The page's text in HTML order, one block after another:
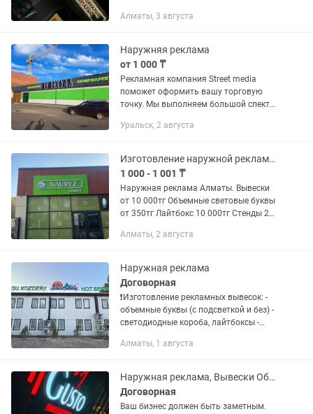
офисные помещения, магазины
Алматы, 3 августа
Наружняя реклама
от 1 000 ₸
Рекламная компания Street media
поможет оформить вашу торговую
точку. Мы выполняем большой спектр
-баннера -таблички -фрезеровка
3×2...
Уральск, 2 августа
Изготовление наружной рекламы, демонтаж, монтаж, ремонт.
1 000 - 1 001 ₸
Наружная реклама Алматы. Вывески
от 10 000тг Объемные световые буквы
от 350тг Лайтбокс 10 000тг Стенды 2
000тг Неоновые вывески 3 000тг.
Алматы, 2 августа
Наружная реклама
Договорная
❗Изготовление рекламных вывесок: -
объемные буквы (с подсветкой и без) -
светодиодные короба, лайтбоксы -
(стритлайны) Производство
Алматы, 1 августа
Наружная реклама, Вывески Объемные буквы, , Баннера,
Договорная
Ваш бизнес должен быть заметным.